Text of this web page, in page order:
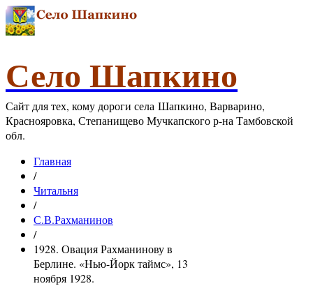
Село Шапкино
Сайт для тех, кому дороги села Шапкино, Варварино,
Краснояровка, Степанищево Мучкапского р-на Тамбовской
обл.
Главная
/
Читальня
/
С.В.Рахманинов
/
1928. Овация Рахманинову в
Берлине. «Нью-Йорк таймс», 13
ноября 1928.